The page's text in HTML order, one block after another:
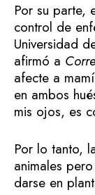
Por su parte,
control de
Universidad
afirmó a
afecte a
en ambos
mis ojos, es
Por lo tanto,
animales
darse en